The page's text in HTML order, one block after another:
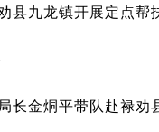
县九龙镇开展定点帮
长金烔平带队赴禄劝